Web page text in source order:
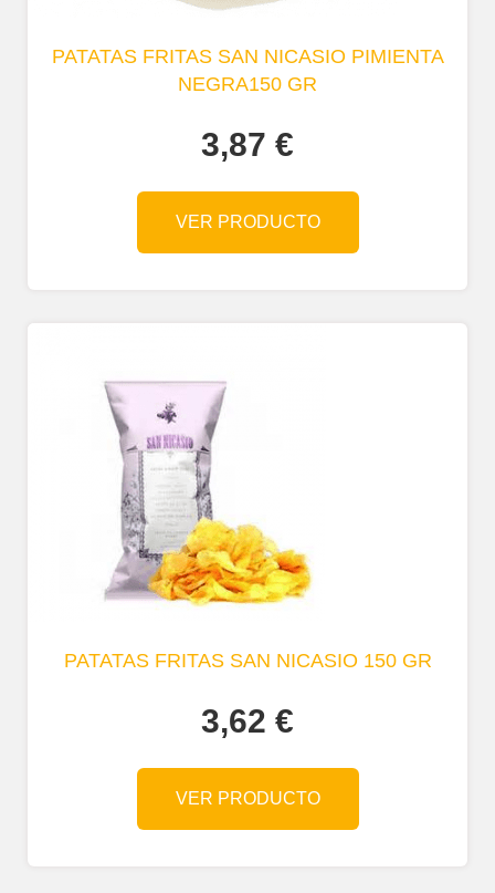
PATATAS FRITAS SAN NICASIO PIMIENTA
NEGRA150 GR
3,87 €
VER PRODUCTO
PATATAS FRITAS SAN NICASIO 150 GR
3,62 €
VER PRODUCTO